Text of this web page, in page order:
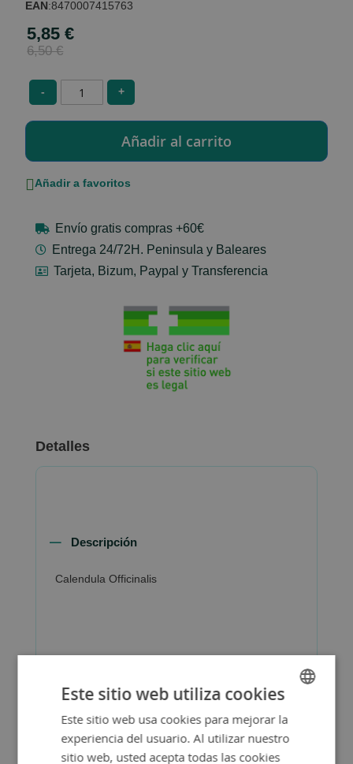
EAN:8470007415763
Special
Price
5,85 €
6,50 €
- +
Añadir a favoritos
Envío gratis compras +60€
Entrega 24/72H. Peninsula y Baleares
Tarjeta, Bizum, Paypal y Transferencia
Detalles
Descripción
Calendula Officinalis
SPANISH
ENGLISH
Este sitio web utiliza cookies
Este sitio web usa cookies para mejorar la
experiencia del usuario. Al utilizar nuestro
sitio web, usted acepta todas las cookies